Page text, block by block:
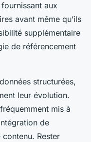
aux
avant même qu’ils
supplémentaire
de référencement
structurées,
leur évolution.
mis à
de
Rester